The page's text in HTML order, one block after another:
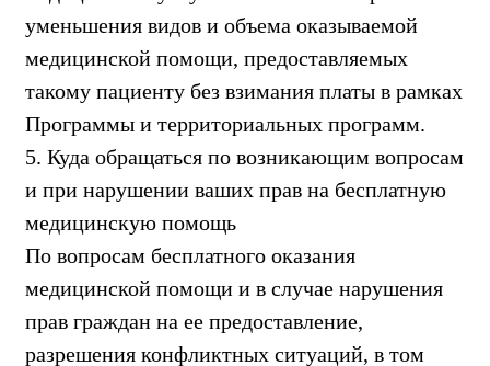
уменьшения видов и объема оказываемой
медицинской помощи, предоставляемых
такому пациенту без взимания платы в рамках
Программы и территориальных программ.
5. Куда обращаться по возникающим вопросам
и при нарушении ваших прав на бесплатную
медицинскую помощь
По вопросам бесплатного оказания
медицинской помощи и в случае нарушения
прав граждан на ее предоставление,
разрешения конфликтных ситуаций, в том